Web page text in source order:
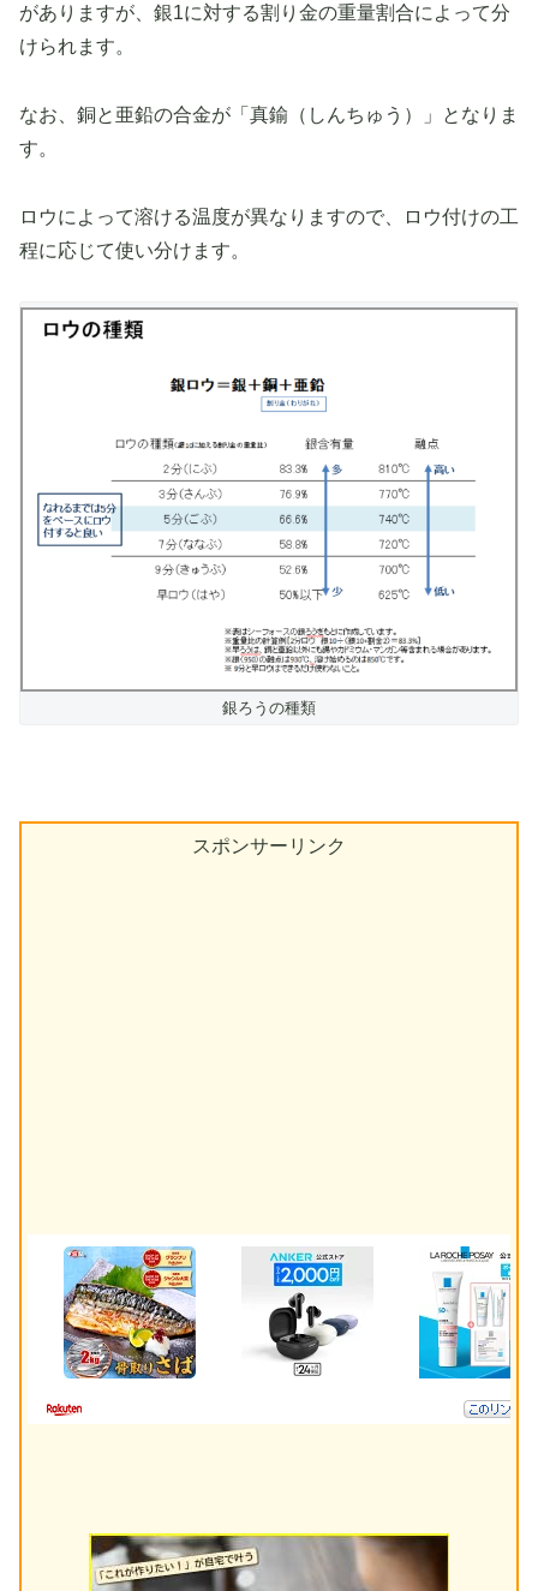
がありますが、銀1に対する割り金の重量割合によって分
けられます。
なお、銅と亜鉛の合金が「真鍮（しんちゅう）」となりま
す。
ロウによって溶ける温度が異なりますので、ロウ付けの工
程に応じて使い分けます。
銀ろうの種類
スポンサーリンク